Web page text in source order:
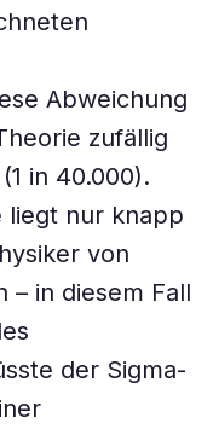
Abweichung
zufällig
in 40.000).
liegt nur knapp
von
– in diesem Fall
der Sigma-